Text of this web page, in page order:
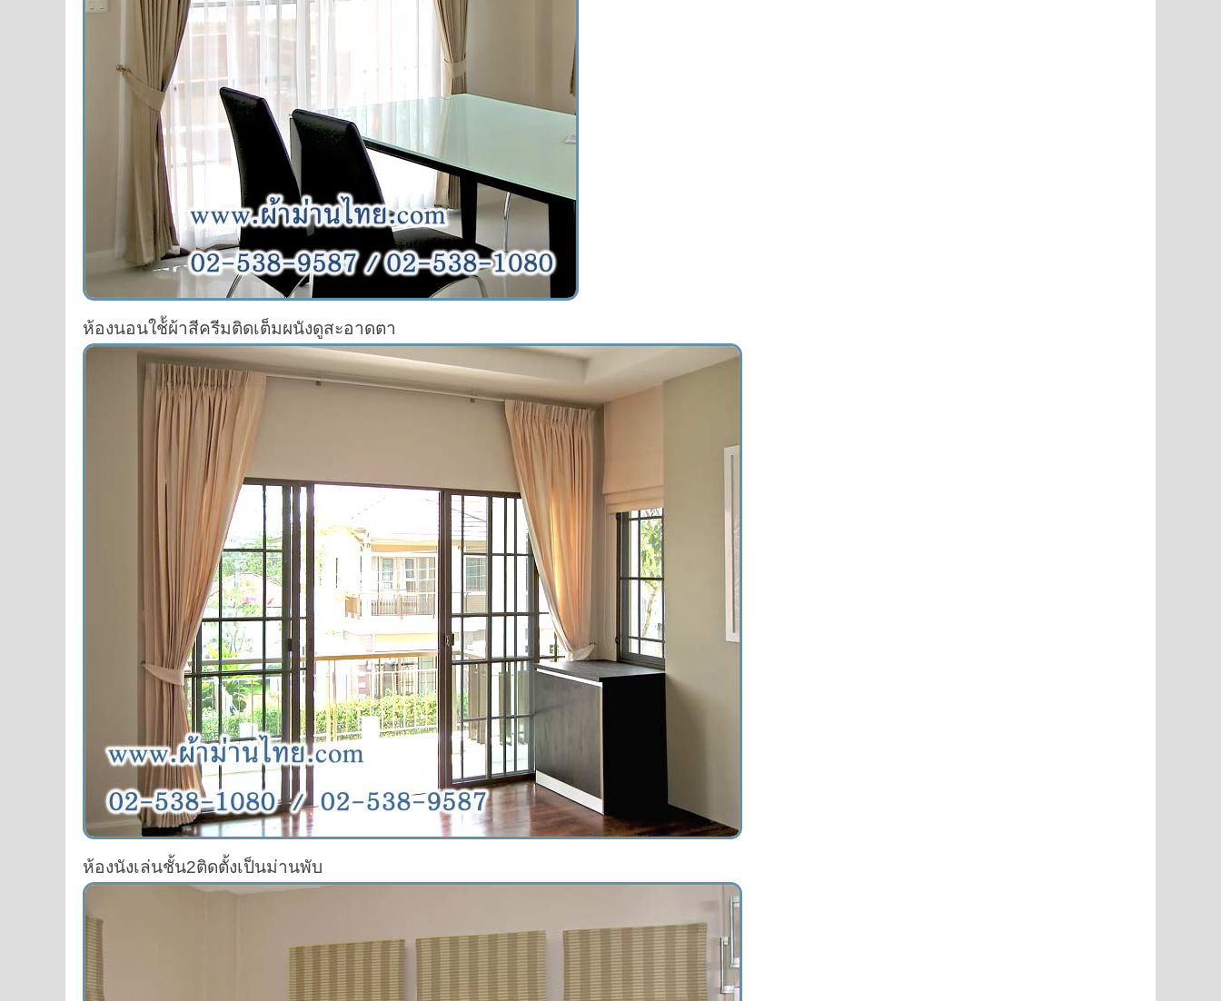
ห้องนอนใช้้ผ้าสีครีมติดเต็มผนังดูสะอาดตา
ห้องนังเล่นชั้น2ติดตั้งเป็นม่านพับ